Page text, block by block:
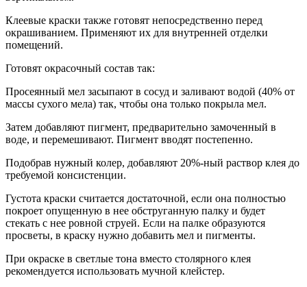
Клеевые краски также готовят непосредственно перед
окрашиванием. Применяют их для внутренней отделки
помещений.
Готовят окрасочный состав так:
Просеянный мел засыпают в сосуд и заливают водой (40% от
массы сухого мела) так, чтобы она только покрыла мел.
Затем добавляют пигмент, предварительно замоченный в
воде, и перемешивают. Пигмент вводят постепенно.
Подобрав нужный колер, добавляют 20%-ный раствор клея до
требуемой консистенции.
Густота краски считается достаточной, если она полностью
покроет опущенную в нее обструганную палку и будет
стекать с нее ровной струей. Если на палке образуются
просветы, в краску нужно добавить мел и пигменты.
При окраске в светлые тона вместо столярного клея
рекомендуется использовать мучной клейстер.